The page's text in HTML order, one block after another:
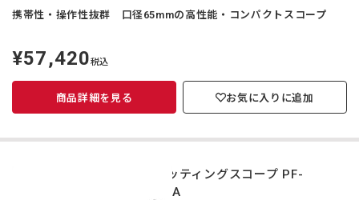
携帯性・操作性抜群 口径65mmの高性能・コンパクトスコープ
定
価
¥57,420税込
商品詳細を見る お気に入りに追加
スポッティングスコープ PF-
85EDA